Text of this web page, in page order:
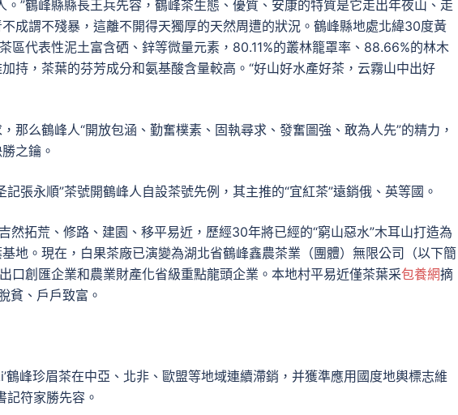
。”鶴峰縣縣長王兵先容，鶴峰茶生態、優質、安康的特質是它走出年夜山、走
成謂不殘暴，這離不開得天獨厚的天然周遭的狀況。鶴峰縣地處北緯30度黃
區代表性泥土富含硒、鋅等微量元素，80.11%的叢林籠罩率、88.66%的林木
持，茶葉的芬芳成分和氨基酸含量較高。“好山好水產好茶，云霧山中出好
那么鶴峰人“開放包涵、勤奮樸素、固執尋求、發奮圖強、敢為人先”的精力，
之鑰。
張永順”茶號開鶴峰人自設茶號先例，其主推的“宜紅茶”遠銷俄、英等國。
然拓荒、修路、建園、移平易近，歷經30年將已經的“窮山惡水”木耳山打造為
地。現在，白果茶廠已演變為湖北省鶴峰鑫農茶業（團體）無限公司（以下簡
口創匯企業和農業財產化省級重點龍頭企業。本地村平易近僅茶葉采包養網摘
貧、戶戶致富。
鶴峰珍眉茶在中亞、北非、歐盟等地域連續滯銷，并獲準應用國度地輿標志維
記符家勝先容。